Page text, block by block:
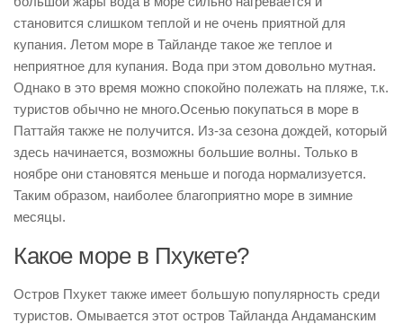
становится слишком теплой и не очень приятной для
купания. Летом море в Тайланде такое же теплое и
неприятное для купания. Вода при этом довольно мутная.
Однако в это время можно спокойно полежать на пляже, т.к.
туристов обычно не много.Осенью покупаться в море в
Паттайя также не получится. Из-за сезона дождей, который
здесь начинается, возможны большие волны. Только в
ноябре они становятся меньше и погода нормализуется.
Таким образом, наиболее благоприятно море в зимние
месяцы.
Какое море в Пхукете?
Остров Пхукет также имеет большую популярность среди
туристов. Омывается этот остров Тайланда Андаманским